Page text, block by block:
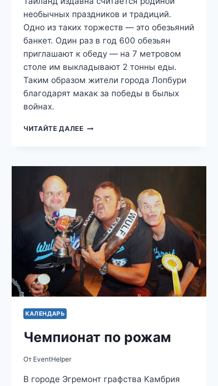
необычных праздников и традиций.
Одно из таких торжеств — это обезьяний
банкет. Один раз в год 600 обезьян
приглашают к обеду — на 7 метровом
столе им выкладывают 2 тонны еды.
Таким образом жители города Лопбури
благодарят макак за победы в былых
войнах.
ЧИТАЙТЕ ДАЛЕЕОБЕЗЬЯНИЙ
КАЛЕНДАРЬ
Чемпионат по рожам
От EventHelper
В городе Эгремонт графства Камбрия